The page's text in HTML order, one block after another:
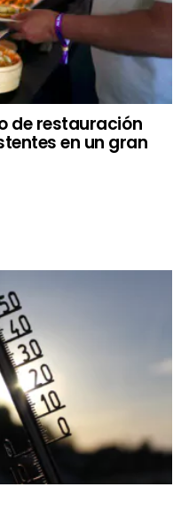
de restauración
en un gran